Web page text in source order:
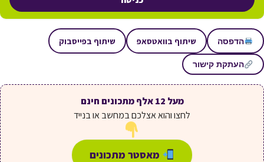
הדפסה שיתוף בוואטסאפ שיתוף בפייסבוק
העתקת קישור
מעל 12 אלף מתכונים חינם
לחצו והוא אצלכם במחשב או בנייד
מאסטר מתכונים